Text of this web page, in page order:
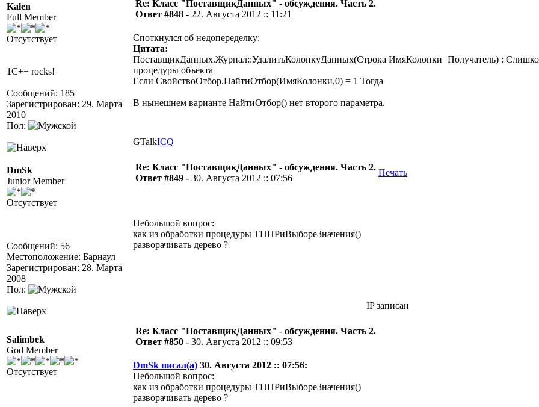
Kalen
Full Member
Отсутствует
1C++ rocks!
Сообщений: 185
Зарегистрирован: 29. Марта
2010
Пол:
Re: Класс "ПоставщикДанных" - обсуждения. Часть 2.
Ответ #848 - 22. Августа 2012 :: 11:21
Споткнулся об недопеределку:
Цитата:
ПоставщикДанных.Журнал::УдалитьКолонкуДанных(Строка ИмяКолонки=Получатель) :
процедуры объекта
Если СвойствоОтбор.НайтиОтбор(ИмяКолонки,0) = 1 Тогда
В нынешнем варианте НайтиОтбор() нет второго параметра.
GTalkICQ
DmSk
Junior Member
Отсутствует
Сообщений: 56
Местоположение: Барнаул
Зарегистрирован: 28. Марта
2008
Пол:
Re: Класс "ПоставщикДанных" - обсуждения. Часть 2.
Ответ #849 - 30. Августа 2012 :: 07:56
Печать
Небольшой вопрос:
как из обработки процедуры ТППРиВыбореЗначения()
разворачивать дерево ?
IP записан
Salimbek
God Member
Отсутствует
Re: Класс "ПоставщикДанных" - обсуждения. Часть 2.
Ответ #850 - 30. Августа 2012 :: 09:53
DmSk писал(а) 30. Августа 2012 :: 07:56:
Небольшой вопрос:
как из обработки процедуры ТППРиВыбореЗначения()
разворачивать дерево ?